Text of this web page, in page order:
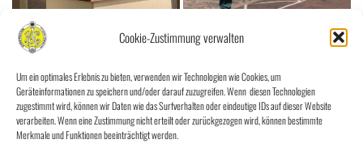
Cookie-Zustimmung verwalten
Um ein optimales Erlebnis zu bieten, verwenden wir Technologien wie Cookies, um
Geräteinformationen zu speichern und/oder darauf zuzugreifen. Wenn diesen Technologien
zugestimmt wird, können wir Daten wie das Surfverhalten oder eindeutige IDs auf dieser Website
verarbeiten. Wenn eine Zustimmung nicht erteilt oder zurückgezogen wird, können bestimmte
Merkmale und Funktionen beeinträchtigt werden.